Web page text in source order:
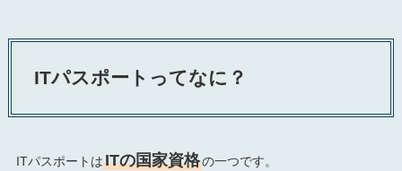
ITパスポートってなに？
ITパスポートはITの国家資格の一つです。